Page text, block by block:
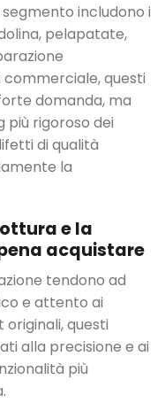
includono i
pelapatate,
commerciale, questi
domanda, ma
più rigoroso dei
di qualità
la
e la
acquistare
tendono ad
e attento ai
questi
alla precisione e ai
più